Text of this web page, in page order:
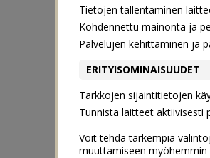
Tietojen tallentaminen
Kohdennettu mainonta ja
Palvelujen kehittäminen ja
ERITYISOMINAISUUDET
Tarkkojen sijaintitietojen
Tunnista laitteet aktiivisesti
Voit tehdä tarkempia
muuttamiseen myöhemmin